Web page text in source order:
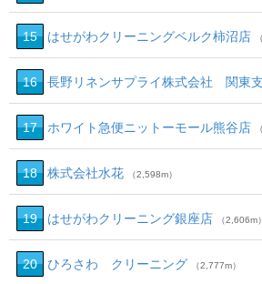
15 はせがわクリーニングベルク柿沼店
16 長野リネンサプライ株式会社 関東
17 ホワイト急便ニットーモール熊谷店
18 株式会社水花 （2,598m）
19 はせがわクリーニング銀座店 （2,606m）
20 ひろさわ クリーニング （2,777m）